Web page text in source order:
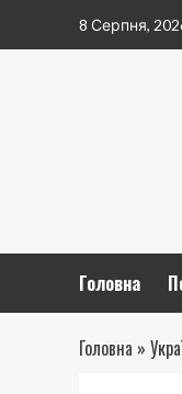
8 Серпня,
Головна
Головна »